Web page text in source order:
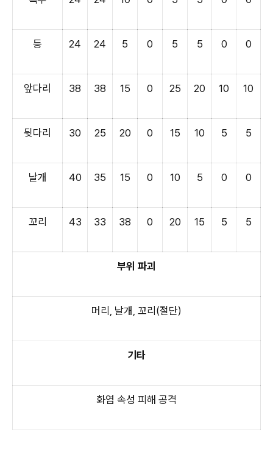
등 24 24 5 0 5 5 0 0
앞다리 38 38 15 0 25 20 10 10
뒷다리 30 25 20 0 15 10 5 5
날개 40 35 15 0 10 5 0 0
꼬리 43 33 38 0 20 15 5 5
부위 파괴
머리, 날개, 꼬리(절단)
기타
화염 속성 피해 공격